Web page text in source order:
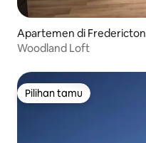
Apartemen di Fredericton
Woodland Loft
Pilihan tamu
Pilihan tamu